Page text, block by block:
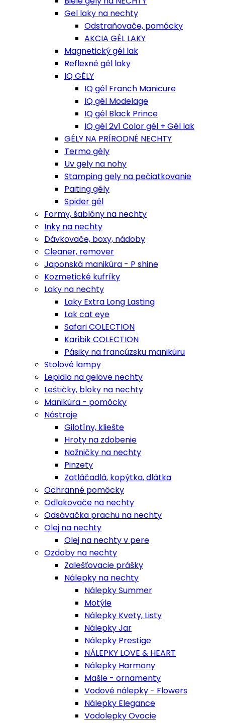
Gel laky na nechty
Odstraňovače, pomôcky
AKCIA GÉL LAKY
Magnetický gél lak
Reflexné gél laky
IQ GÉLY
IQ gél Franch Manicure
IQ gél Modelage
IQ gél Black Prince
IQ gél 2v1 Color gél + Gél lak
GÉLY NA PRÍRODNÉ NECHTY
Termo gély
Uv gely na nohy
Stamping gely na pečiatkovanie
Paiting gély
Spider gél
Formy, šablóny na nechty
Inky na nechty
Dávkovače, boxy, nádoby
Cleaner, remover
Japonská manikúra - P shine
Kozmetické kufríky
Laky na nechty
Laky Extra Long Lasting
Lak cat eye
Safari COLECTION
Karibik COLECTION
Pásiky na francúzsku manikúru
Stolové lampy
Lepidlo na gelove nechty
Leštičky, bloky na nechty
Manikúra - pomôcky
Nástroje
Gilotíny, kliešte
Hroty na zdobenie
Nožničky na nechty
Pinzety
Zatláčadlá, kopýtka, dlátka
Ochranné pomôcky
Odlakovače na nechty
Odsávačka prachu na nechty
Olej na nechty
Olej na nechty v pere
Ozdoby na nechty
Zalešťovacie prášky
Nálepky na nechty
Nálepky Summer
Motýle
Nálepky Kvety, Listy
Nálepky Jar
Nálepky Prestige
NÁLEPKY LOVE & HEART
Nálepky Harmony
Mašle - ornamenty
Vodové nálepky - Flowers
Nálepky Elegance
Vodolepky Ovocie